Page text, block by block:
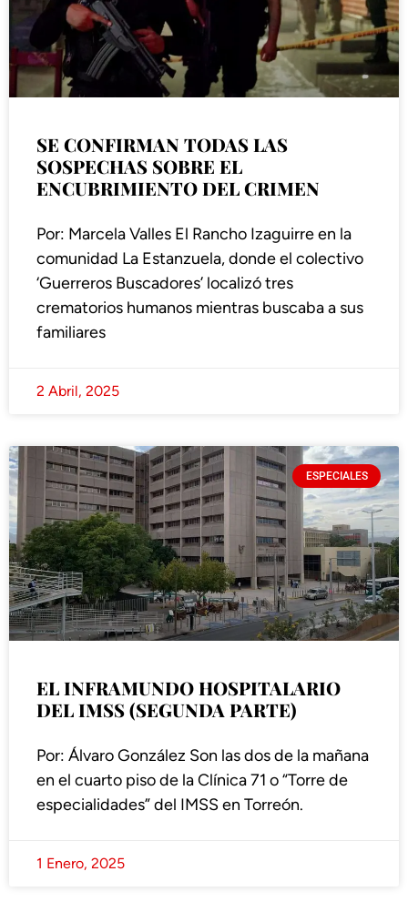
SE CONFIRMAN TODAS LAS
SOSPECHAS SOBRE EL
ENCUBRIMIENTO DEL CRIMEN
Por: Marcela Valles El Rancho Izaguirre en la
comunidad La Estanzuela, donde el colectivo
‘Guerreros Buscadores’ localizó tres
crematorios humanos mientras buscaba a sus
familiares
2 Abril, 2025
ESPECIALES
EL INFRAMUNDO HOSPITALARIO
DEL IMSS (SEGUNDA PARTE)
Por: Álvaro González Son las dos de la mañana
en el cuarto piso de la Clínica 71 o “Torre de
especialidades” del IMSS en Torreón.
1 Enero, 2025